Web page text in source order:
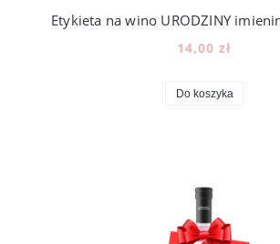
14,00 zł
Do koszyka